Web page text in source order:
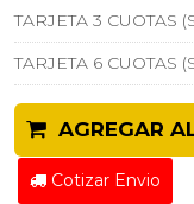
TARJETA 3 CUOTAS
TARJETA 6 CUOTAS
AGREGAR
Cotizar Envio